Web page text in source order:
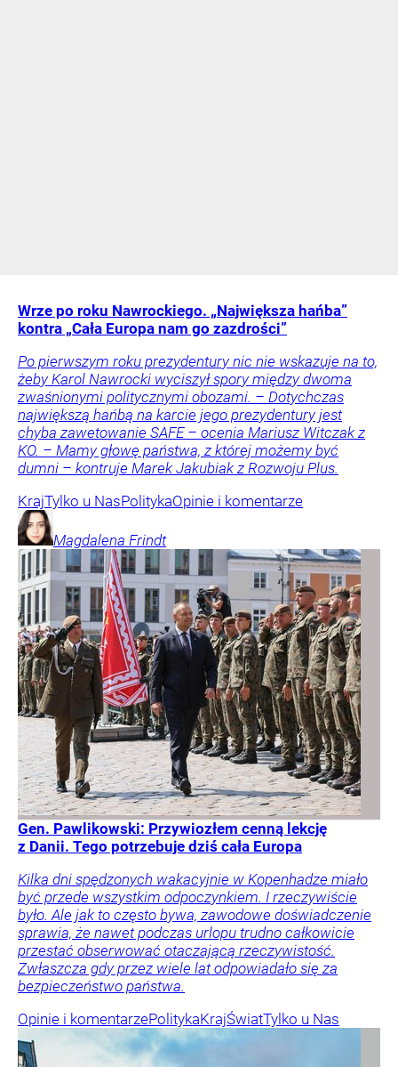
Wrze po roku Nawrockiego. „Największa hańba”
kontra „Cała Europa nam go zazdrości”
Po pierwszym roku prezydentury nic nie wskazuje na to,
żeby Karol Nawrocki wyciszył spory między dwoma
zwaśnionymi politycznymi obozami. – Dotychczas
największą hańbą na karcie jego prezydentury jest
chyba zawetowanie SAFE – ocenia Mariusz Witczak z
KO. – Mamy głowę państwa, z której możemy być
dumni – kontruje Marek Jakubiak z Rozwoju Plus.
KrajTylko u NasPolitykaOpinie i komentarze
Magdalena Frindt
Gen. Pawlikowski: Przywiozłem cenną lekcję
z Danii. Tego potrzebuje dziś cała Europa
Kilka dni spędzonych wakacyjnie w Kopenhadze miało
być przede wszystkim odpoczynkiem. I rzeczywiście
było. Ale jak to często bywa, zawodowe doświadczenie
sprawia, że nawet podczas urlopu trudno całkowicie
przestać obserwować otaczającą rzeczywistość.
Zwłaszcza gdy przez wiele lat odpowiadało się za
bezpieczeństwo państwa.
Opinie i komentarzePolitykaKrajŚwiatTylko u Nas